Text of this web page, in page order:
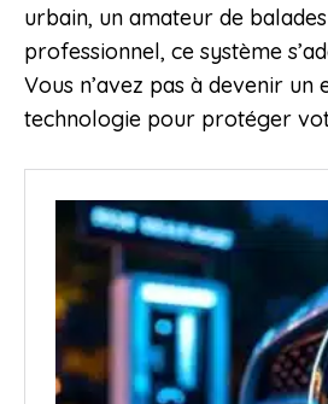
urbain, un amateur de
professionnel, ce système
Vous n’avez pas à devenir un
technologie pour protéger